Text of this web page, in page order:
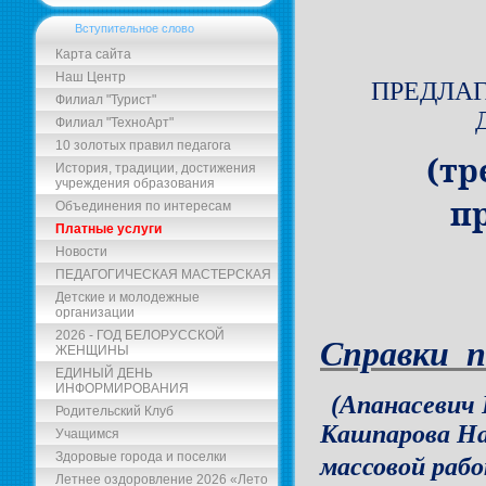
Вступительное слово
Карта сайта
Наш Центр
Филиал "Турист"
Филиал "ТехноАрт"
10 золотых правил педагога
История, традиции, достижения
учреждения образования
Объединения по интересам
Платные услуги
Новости
ПЕДАГОГИЧЕСКАЯ МАСТЕРСКАЯ
Детские и молодежные
организации
2026 - ГОД БЕЛОРУССКОЙ
ЖЕНЩИНЫ
ЕДИНЫЙ ДЕНЬ
ИНФОРМИРОВАНИЯ
Родительский Клуб
Учащимся
Здоровые города и поселки
Летнее оздоровление 2026 «Лето
(
Справки
Кашпарова
массовой